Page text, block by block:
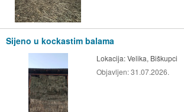
Sijeno u kockastim balama
Lokacija:Velika, Biškupci
Objavljen:31.07.2026.